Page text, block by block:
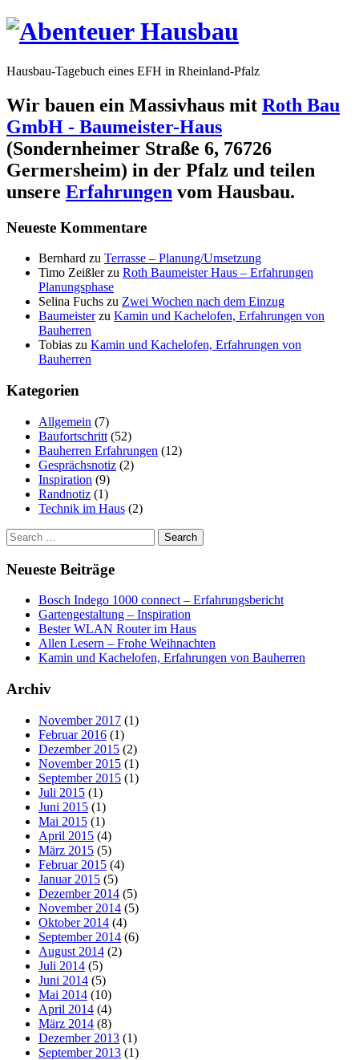
Hausbau-Tagebuch eines EFH in Rheinland-Pfalz
Wir bauen ein Massivhaus mit Roth Bau
GmbH - Baumeister-Haus
(Sondernheimer Straße 6, 76726
Germersheim) in der Pfalz und teilen
unsere Erfahrungen vom Hausbau.
Neueste Kommentare
Bernhard zu Terrasse – Planung/Umsetzung
Timo Zeißlerzu Roth Baumeister Haus – Erfahrungen
Planungsphase
Selina Fuchs zu Zwei Wochen nach dem Einzug
Baumeisterzu Kamin und Kachelofen, Erfahrungen von
Bauherren
Tobias zu Kamin und Kachelofen, Erfahrungen von
Bauherren
Kategorien
Allgemein (7)
Baufortschritt (52)
Bauherren Erfahrungen (12)
Gesprächsnotiz (2)
Inspiration (9)
Randnotiz (1)
Technik im Haus (2)
Search
for:
Neueste Beiträge
Bosch Indego 1000 connect – Erfahrungsbericht
Gartengestaltung – Inspiration
Bester WLAN Router im Haus
Allen Lesern – Frohe Weihnachten
Kamin und Kachelofen, Erfahrungen von Bauherren
Archiv
November 2017 (1)
Februar 2016 (1)
Dezember 2015 (2)
November 2015 (1)
September 2015 (1)
Juli 2015 (1)
Juni 2015 (1)
Mai 2015 (1)
April 2015 (4)
März 2015 (5)
Februar 2015 (4)
Januar 2015 (5)
Dezember 2014 (5)
November 2014 (5)
Oktober 2014 (4)
September 2014 (6)
August 2014 (2)
Juli 2014 (5)
Juni 2014 (5)
Mai 2014 (10)
April 2014 (4)
März 2014 (8)
Dezember 2013 (1)
September 2013 (1)